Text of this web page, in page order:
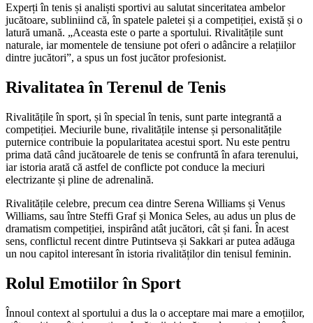
Experți în tenis și analiști sportivi au salutat sinceritatea ambelor
jucătoare, subliniind că, în spatele paletei și a competiției, există și o
latură umană. „Aceasta este o parte a sportului. Rivalitățile sunt
naturale, iar momentele de tensiune pot oferi o adâncire a relațiilor
dintre jucători”, a spus un fost jucător profesionist.
Rivalitatea în Terenul de Tenis
Rivalitățile în sport, și în special în tenis, sunt parte integrantă a
competiției. Meciurile bune, rivalitățile intense și personalitățile
puternice contribuie la popularitatea acestui sport. Nu este pentru
prima dată când jucătoarele de tenis se confruntă în afara terenului,
iar istoria arată că astfel de conflicte pot conduce la meciuri
electrizante și pline de adrenalină.
Rivalitățile celebre, precum cea dintre Serena Williams și Venus
Williams, sau între Steffi Graf și Monica Seles, au adus un plus de
dramatism competiției, inspirând atât jucători, cât și fani. În acest
sens, conflictul recent dintre Putintseva și Sakkari ar putea adăuga
un nou capitol interesant în istoria rivalităților din tenisul feminin.
Rolul Emotiilor în Sport
Înnoul context al sportului a dus la o acceptare mai mare a emoțiilor,